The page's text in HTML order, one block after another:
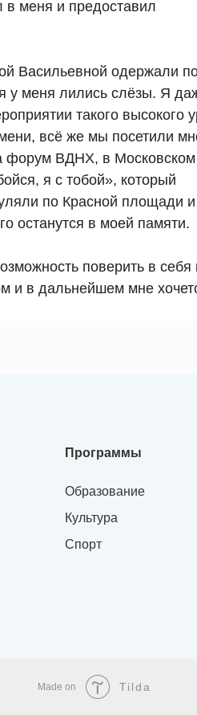
в меня и предоставил
Васильевной одержали
у меня лились слëзы. Я
такого высокого
всё же мы посетили
форум ВДНХ, в Московском
я с тобой», который
по Красной площади и
останутся в моей памяти.
поверить в себя
и в дальнейшем мне
Программы
Образование
Культура
Спорт
Made on Tilda